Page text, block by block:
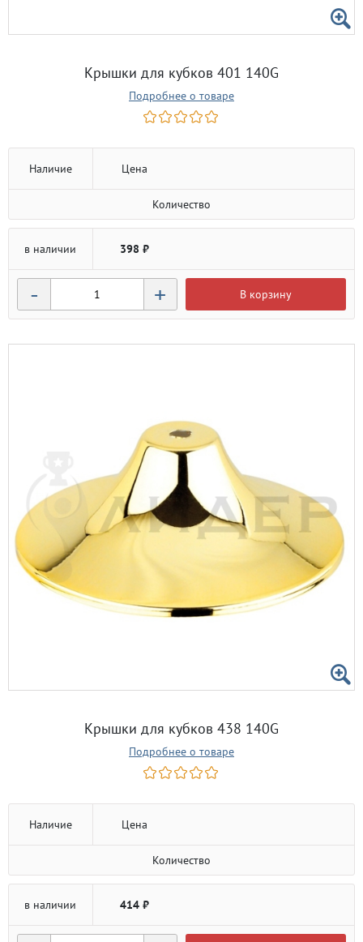
Крышки для кубков 401 140G
Подробнее о товаре
Наличие Цена
Количество
в наличии 398 ₽
- + В корзину
Крышки для кубков 438 140G
Подробнее о товаре
Наличие Цена
Количество
в наличии 414 ₽